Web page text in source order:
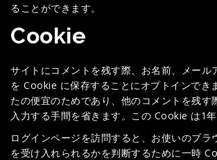
ることができます。
Cookie
サイトにコメントを残す際、お名前、メール
を Cookie に保存することにオプトインでき
たの便宜のためであり、他のコメントを残す
入力する手間を省きます。この Cookie は1年
ログインページを訪問すると、お使いのブラ
を受け入れられるかを判断するために一時